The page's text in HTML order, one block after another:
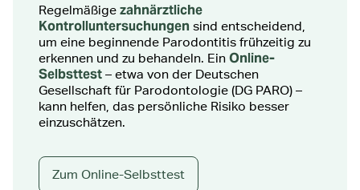
Regelmäßige zahnärztliche
Kontrolluntersuchungen sind entscheidend,
um eine beginnende Parodontitis frühzeitig zu
erkennen und zu behandeln. Ein Online-
Selbsttest – etwa von der Deutschen
Gesellschaft für Parodontologie (DG PARO) –
kann helfen, das persönliche Risiko besser
einzuschätzen.
Zum Online-Selbsttest